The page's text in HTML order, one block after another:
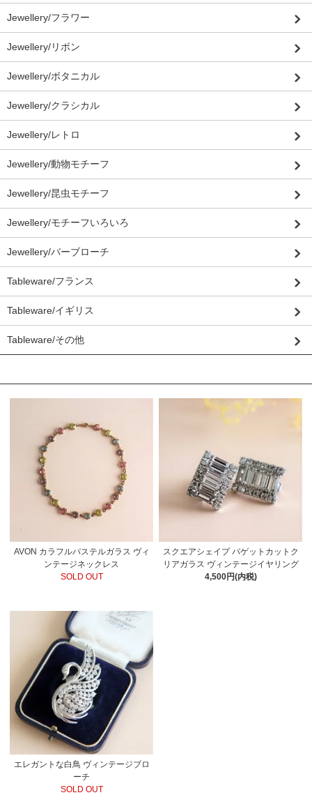
Jewellery/フラワー
Jewellery/リボン
Jewellery/ボタニカル
Jewellery/クラシカル
Jewellery/レトロ
Jewellery/動物モチーフ
Jewellery/昆虫モチーフ
Jewellery/モチーフいろいろ
Jewellery/バーブローチ
Tableware/フランス
Tableware/イギリス
Tableware/その他
AVON カラフルパステルガラス ヴィ
ンテージネックレス
SOLD OUT
スクエアシェイプ バゲットカットク
リアガラス ヴィンテージイヤリング
4,500円(内税)
エレガントな白鳥 ヴィンテージブロ
ーチ
SOLD OUT